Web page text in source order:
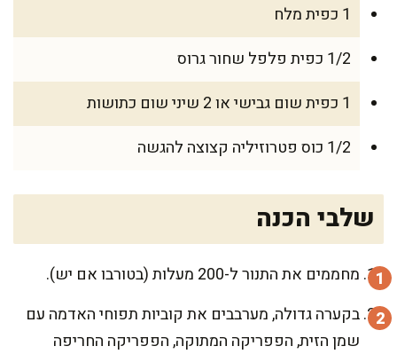
1 כפית מלח
1/2 כפית פלפל שחור גרוס
1 כפית שום גבישי או 2 שיני שום כתושות
1/2 כוס פטרוזיליה קצוצה להגשה
שלבי הכנה
מחממים את התנור ל-200 מעלות (בטורבו אם יש).
בקערה גדולה, מערבבים את קוביות תפוחי האדמה עם
שמן הזית, הפפריקה המתוקה, הפפריקה החריפה